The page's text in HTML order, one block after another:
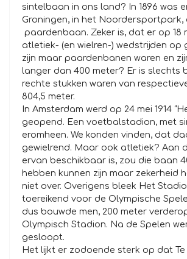
sintelbaan in ons land? In 1896 was
Groningen, in het Noordersportpark,
paardenbaan. Zeker is, dat er op 18
atletiek- (en wielren-) wedstrijden op
zijn maar paardenbanen waren en
langer dan 400 meter? Er is slechts
rechte stukken waren van
804,5 meter.
In Amsterdam werd op 24 mei 1914
geopend. Een voetbalstadion, met
eromheen. We konden vinden, dat
gewielrend. Maar ook atletiek? Aan
ervan beschikbaar is, zou die baan
hebben kunnen zijn maar zekerheid
niet over. Overigens bleek Het
toereikend voor de Olympische
dus bouwde men, 200 meter
Olympisch Stadion. Na de Spelen
gesloopt.
Het lijkt er zodoende sterk op dat Te